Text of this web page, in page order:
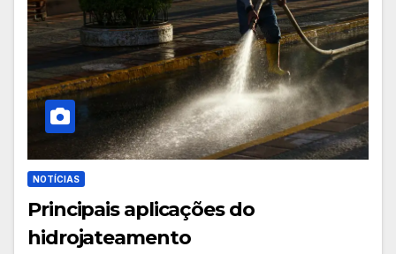
NOTÍCIAS
Principais aplicações do
hidrojateamento